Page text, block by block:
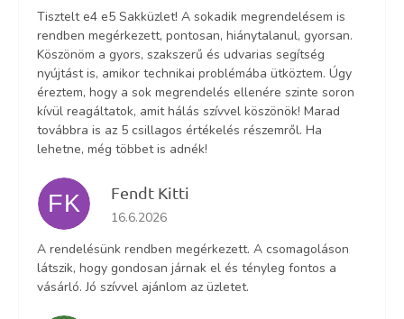
Tisztelt e4 e5 Sakküzlet! A sokadik megrendelésem is
rendben megérkezett, pontosan, hiánytalanul, gyorsan.
Köszönöm a gyors, szakszerű és udvarias segítség
nyújtást is, amikor technikai problémába ütköztem. Úgy
éreztem, hogy a sok megrendelés ellenére szinte soron
kívül reagáltatok, amit hálás szívvel köszönök! Marad
továbbra is az 5 csillagos értékelés részemről. Ha
lehetne, még többet is adnék!
FK Fendt Kitti
Az áruház értékelése 5-ből 5 csillag.
16.6.2026
A rendelésünk rendben megérkezett. A csomagoláson
látszik, hogy gondosan járnak el és tényleg fontos a
vásárló. Jó szívvel ajánlom az üzletet.